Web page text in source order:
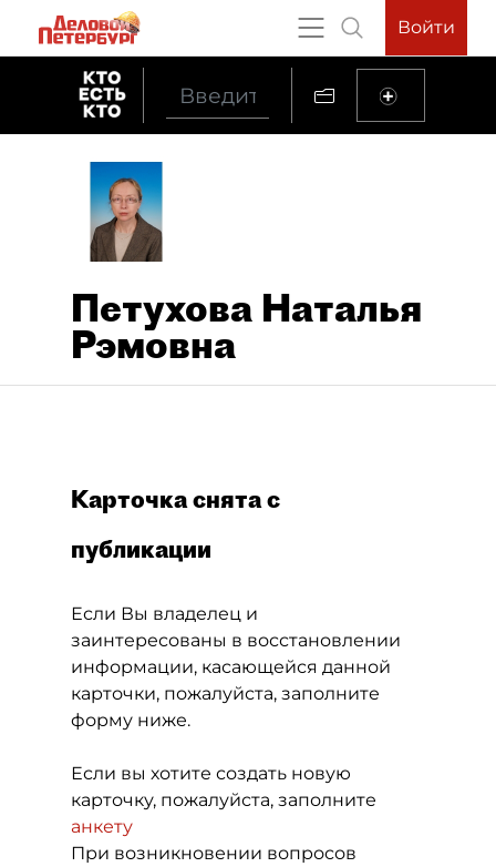
Войти
Петухова Наталья
Рэмовна
Карточка снята с
публикации
Если Вы владелец и
заинтересованы в восстановлении
информации, касающейся данной
карточки, пожалуйста, заполните
форму ниже.
Если вы хотите создать новую
карточку, пожалуйста, заполните
анкету
При возникновении вопросов